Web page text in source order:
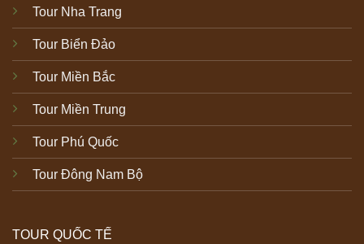
Tour Nha Trang
Tour Biển Đảo
Tour Miền Bắc
Tour Miền Trung
Tour Phú Quốc
Tour Đông Nam Bộ
TOUR QUỐC TẾ